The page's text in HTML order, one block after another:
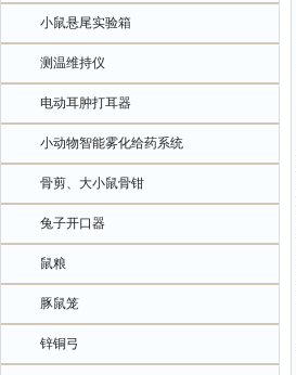
小鼠悬尾实验箱
测温维持仪
电动耳肿打耳器
小动物智能雾化给药系统
骨剪、大小鼠骨钳
兔子开口器
鼠粮
豚鼠笼
锌铜弓